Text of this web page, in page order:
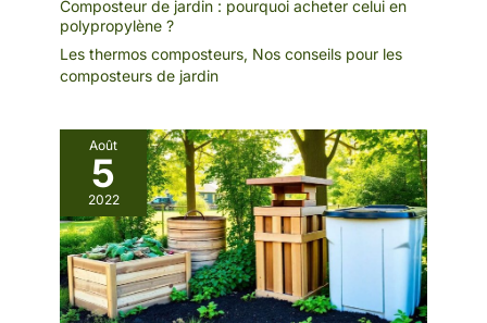
Composteur de jardin : pourquoi acheter celui en
polypropylène ?
Les thermos composteurs, Nos conseils pour les
composteurs de jardin
Août
5
2022